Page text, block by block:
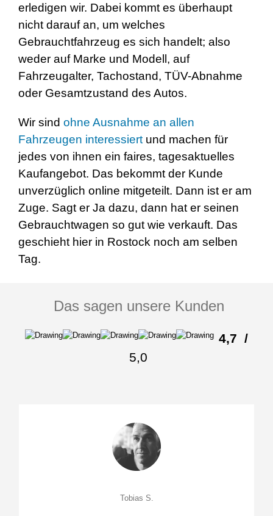
erledigen wir. Dabei kommt es überhaupt
nicht darauf an, um welches
Gebrauchtfahrzeug es sich handelt; also
weder auf Marke und Modell, auf
Fahrzeugalter, Tachostand, TÜV-Abnahme
oder Gesamtzustand des Autos.
Wir sind ohne Ausnahme an allen
Fahrzeugen interessiertund machen für
jedes von ihnen ein faires, tagesaktuelles
Kaufangebot. Das bekommt der Kunde
unverzüglich online mitgeteilt. Dann ist er am
Zuge. Sagt er Ja dazu, dann hat er seinen
Gebrauchtwagen so gut wie verkauft. Das
geschieht hier in Rostock noch am selben
Tag.
Das sagen unsere Kunden
4,7 /
5,0
Tobias S.